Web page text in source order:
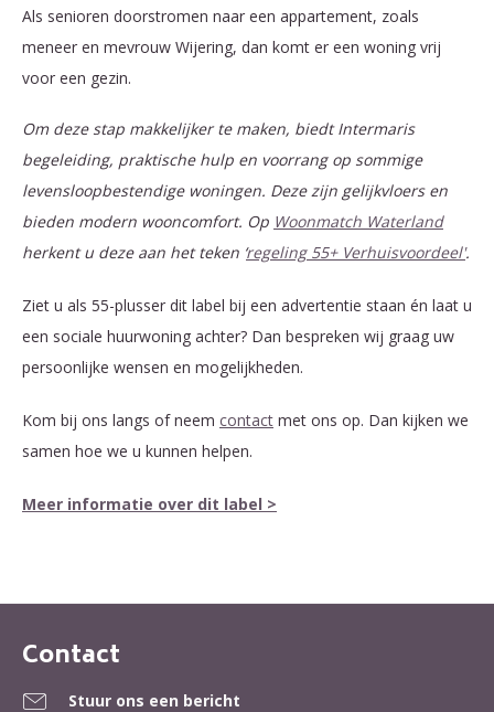
Als senioren doorstromen naar een appartement, zoals
meneer en mevrouw Wijering, dan komt er een woning vrij
voor een gezin.
Om deze stap makkelijker te maken, biedt Intermaris
begeleiding, praktische hulp en voorrang op sommige
levensloopbestendige woningen. Deze zijn gelijkvloers en
bieden modern wooncomfort. Op Woonmatch Waterland
herkent u deze aan het teken ‘ regeling 55+ Verhuisvoordeel'.
Ziet u als 55-plusser dit label bij een advertentie staan én laat u
een sociale huurwoning achter? Dan bespreken wij graag uw
persoonlijke wensen en mogelijkheden.
Kom bij ons langs of neem contact met ons op. Dan kijken we
samen hoe we u kunnen helpen.
Meer informatie over dit label >
Contactinformatie
Contact
Stuur ons een bericht